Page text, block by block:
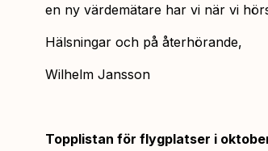
en ny värdemätare har vi när vi
Hälsningar och på återhörande,
Wilhelm Jansson
Topplistan för flygplatser i